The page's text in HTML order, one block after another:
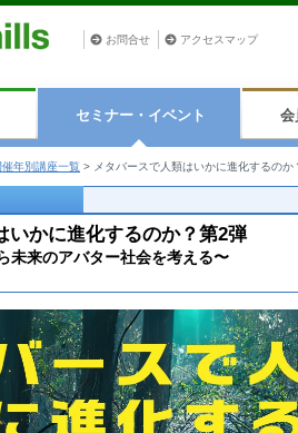
お問合せ アクセスマップ
セミナー・イベント 会
催年別講座一覧 > メタバースで人類はいかに進化するのか
いかに進化するのか？第2弾
未来のアバター社会を考える〜